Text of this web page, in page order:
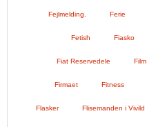
Fejlmelding. Ferie
Fetish Fiasko
Fiat Reservedele Film
Firmaet Fitness
Flasker Flisemanden i Vivild